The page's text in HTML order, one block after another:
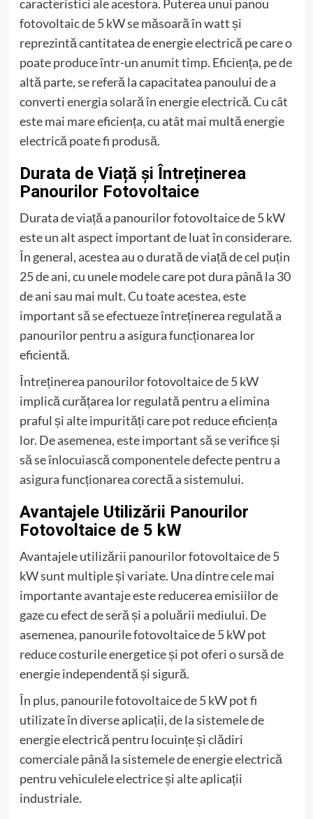
caracteristici ale acestora. Puterea unui panou
fotovoltaic de 5 kW se măsoară în watt și
reprezintă cantitatea de energie electrică pe care o
poate produce într-un anumit timp. Eficiența, pe de
altă parte, se referă la capacitatea panoului de a
converti energia solară în energie electrică. Cu cât
este mai mare eficiența, cu atât mai multă energie
electrică poate fi produsă.
Durata de Viață și Întreținerea
Panourilor Fotovoltaice
Durata de viață a panourilor fotovoltaice de 5 kW
este un alt aspect important de luat în considerare.
În general, acestea au o durată de viață de cel puțin
25 de ani, cu unele modele care pot dura până la 30
de ani sau mai mult. Cu toate acestea, este
important să se efectueze întreținerea regulată a
panourilor pentru a asigura funcționarea lor
eficientă.
Întreținerea panourilor fotovoltaice de 5 kW
implică curățarea lor regulată pentru a elimina
praful și alte impurități care pot reduce eficiența
lor. De asemenea, este important să se verifice și
să se înlocuiască componentele defecte pentru a
asigura funcționarea corectă a sistemului.
Avantajele Utilizării Panourilor
Fotovoltaice de 5 kW
Avantajele utilizării panourilor fotovoltaice de 5
kW sunt multiple și variate. Una dintre cele mai
importante avantaje este reducerea emisiilor de
gaze cu efect de seră și a poluării mediului. De
asemenea, panourile fotovoltaice de 5 kW pot
reduce costurile energetice și pot oferi o sursă de
energie independentă și sigură.
În plus, panourile fotovoltaice de 5 kW pot fi
utilizate în diverse aplicații, de la sistemele de
energie electrică pentru locuințe și clădiri
comerciale până la sistemele de energie electrică
pentru vehiculele electrice și alte aplicații
industriale.